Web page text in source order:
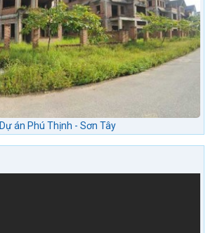
Dự án Phú Thịnh - Sơn Tây